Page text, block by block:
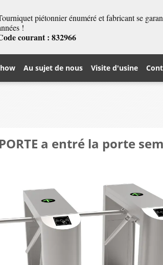
piétonnier énuméré et fabricant se
!
courant : 832966
Au sujet de nous Visite d'usine
a entré la porte